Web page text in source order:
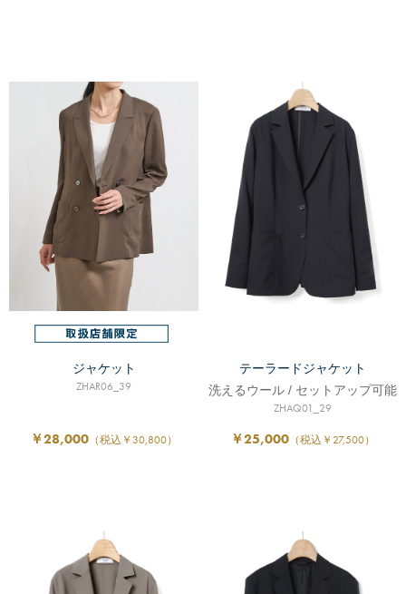
ジャケット
ZHAR06_39
￥28,000 （税込￥30,800）
テーラードジャケット
洗えるウール / セットアップ可能
ZHAQ01_29
￥25,000（税込￥27,500）